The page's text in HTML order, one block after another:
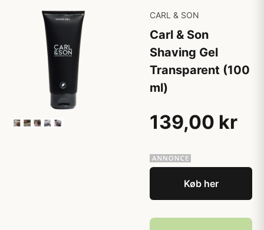
CARL & SON
Carl & Son
Shaving Gel
Transparent (100
ml)
139,00 kr
Køb her